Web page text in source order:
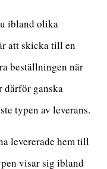
ibland olika
att skicka till en
beställningen när
därför ganska
typen av leverans.
levererade hem till
visar sig ibland